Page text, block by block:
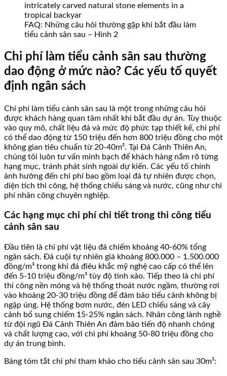
FAQ: Những câu hỏi thường gặp khi bắt đầu làm
tiểu cảnh sân sau – Hình 2
Chi phí làm tiểu cảnh sân sau thường
dao động ở mức nào? Các yếu tố quyết
định ngân sách
Chi phí làm tiểu cảnh sân sau là một trong những câu hỏi
được khách hàng quan tâm nhất khi bắt đầu dự án. Tùy thuộc
vào quy mô, chất liệu đá và mức độ phức tạp thiết kế, chi phí
có thể dao động từ 150 triệu đến hơn 800 triệu đồng cho một
không gian tiêu chuẩn từ 20-40m². Tại Đá Cảnh Thiên An,
chúng tôi luôn tư vấn minh bạch để khách hàng nắm rõ từng
hạng mục, tránh phát sinh ngoài dự kiến. Các yếu tố chính
ảnh hưởng đến chi phí bao gồm loại đá tự nhiên được chọn,
diện tích thi công, hệ thống chiếu sáng và nước, cũng như chi
phí nhân công chuyên nghiệp.
Các hạng mục chi phí chi tiết trong thi công tiểu
cảnh sân sau
Đầu tiên là chi phí vật liệu đá chiếm khoảng 40-60% tổng
ngân sách. Đá cuội tự nhiên giá khoảng 800.000 – 1.500.000
đồng/m³ trong khi đá điêu khắc mỹ nghệ cao cấp có thể lên
đến 5-10 triệu đồng/m³ tùy độ tinh xảo. Tiếp theo là chi phí
thi công nền móng và hệ thống thoát nước ngầm, thường rơi
vào khoảng 20-30 triệu đồng để đảm bảo tiểu cảnh không bị
ngập úng. Hệ thống bơm nước, đèn LED chiếu sáng và cây
cảnh bổ sung chiếm 15-25% ngân sách. Nhân công lành nghề
từ đội ngũ Đá Cảnh Thiên An đảm bảo tiến độ nhanh chóng
và chất lượng cao, với chi phí khoảng 50-80 triệu đồng cho
dự án trung bình.
Bảng tóm tắt chi phí tham khảo cho tiểu cảnh sân sau 30m²: